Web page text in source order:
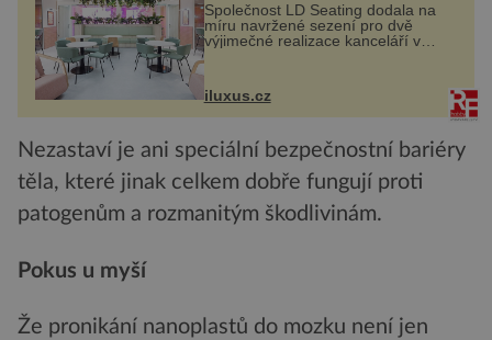
Společnost LD Seating dodala na
míru navržené sezení pro dvě
výjimečné realizace kanceláří v
areálu MediaCityUK v anglickém
Tower a Orange Tower. Komplex
budov Media...
iluxus.cz
Nezastaví je ani speciální bezpečnostní bariéry
těla, které jinak celkem dobře fungují proti
patogenům a rozmanitým škodlivinám.
Pokus u myší
Že pronikání nanoplastů do mozku není jen